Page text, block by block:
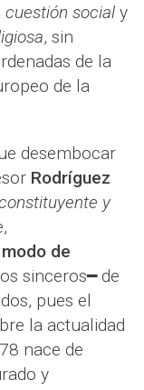
cuestión social y
, sin
de la
de la
desembocar
Rodríguez
y
de
sinceros━ de
pues el
la actualidad
nace de
y